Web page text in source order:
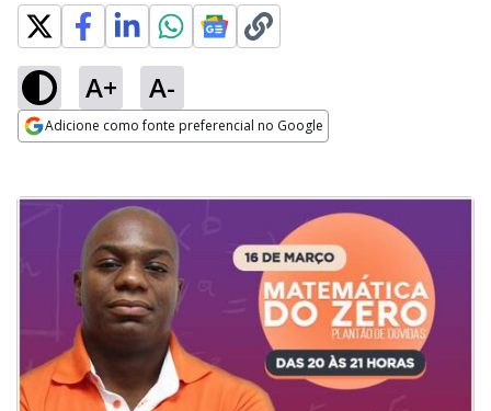
A+ A-
Adicione como fonte preferencial no Google